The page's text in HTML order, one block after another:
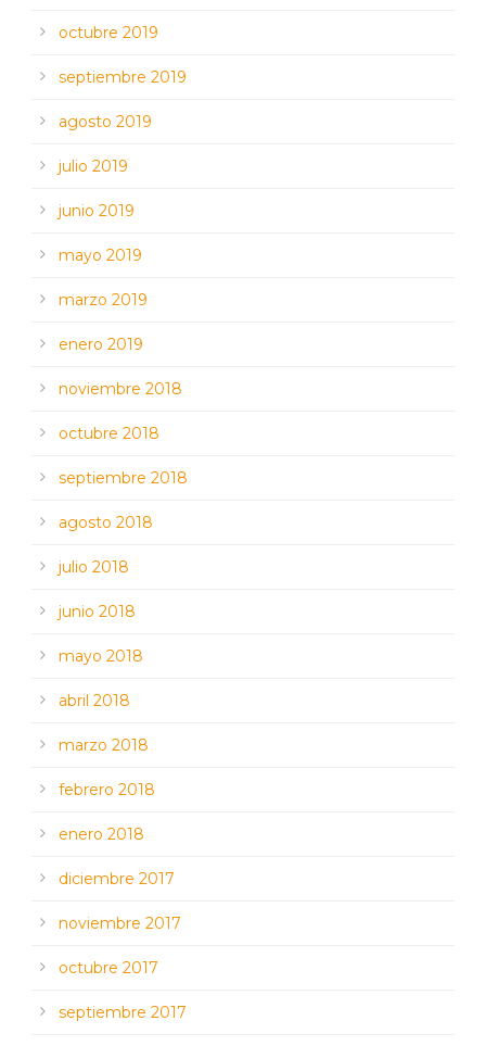
octubre 2019
septiembre 2019
agosto 2019
julio 2019
junio 2019
mayo 2019
marzo 2019
enero 2019
noviembre 2018
octubre 2018
septiembre 2018
agosto 2018
julio 2018
junio 2018
mayo 2018
abril 2018
marzo 2018
febrero 2018
enero 2018
diciembre 2017
noviembre 2017
octubre 2017
septiembre 2017